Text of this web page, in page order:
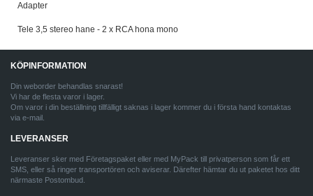
Adapter
Tele 3,5 stereo hane - 2 x RCA hona mono
KÖPINFORMATION
Din weborder behandlas snarast!
Vi har de flesta varor i lager.
Om varor i din beställning tillfälligt saknas i lager kommer du i första hand kontaktas
via e-mail.
LEVERANSER
Leveranser sker med Företagspaket eller med MyPack till privatperson som får ett
SMS, eller så ringer transportören och aviserar. Därefter hämtar du ut paketet hos ditt
närmaste Postombud.